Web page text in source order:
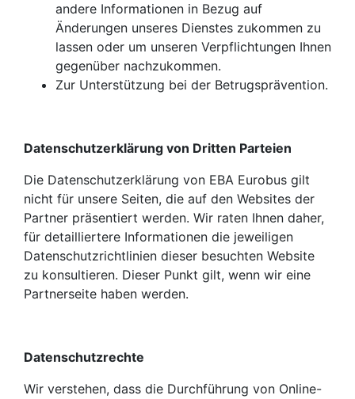
andere Informationen in Bezug auf
Änderungen unseres Dienstes zukommen zu
lassen oder um unseren Verpflichtungen Ihnen
gegenüber nachzukommen.
Zur Unterstützung bei der Betrugsprävention.
Datenschutzerklärung von Dritten Parteien
Die Datenschutzerklärung von EBA Eurobus gilt
nicht für unsere Seiten, die auf den Websites der
Partner präsentiert werden. Wir raten Ihnen daher,
für detailliertere Informationen die jeweiligen
Datenschutzrichtlinien dieser besuchten Website
zu konsultieren. Dieser Punkt gilt, wenn wir eine
Partnerseite haben werden.
Datenschutzrechte
Wir verstehen, dass die Durchführung von Online-